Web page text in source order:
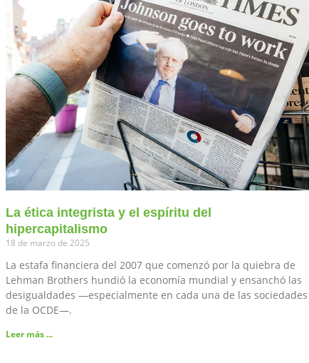
La ética integrista y el espíritu del
hipercapitalismo
18 de marzo de 2025
La estafa financiera del 2007 que comenzó por la quiebra de
Lehman Brothers hundió la economía mundial y ensanchó las
desigualdades —especialmente en cada una de las sociedades
de la OCDE—.
Leer más ...